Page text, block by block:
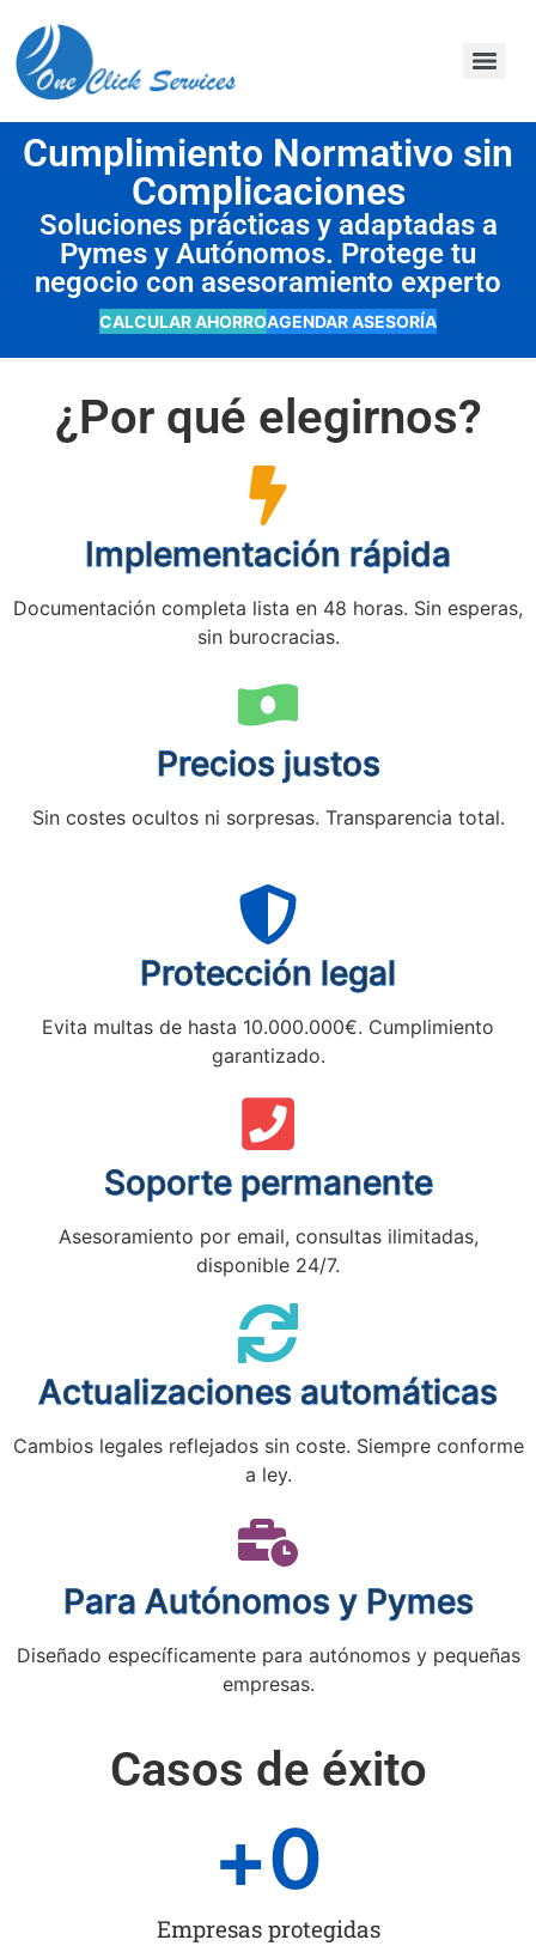
Cumplimiento Normativo sin
Complicaciones
Soluciones prácticas y adaptadas a
Pymes y Autónomos. Protege tu
negocio con asesoramiento experto
CALCULAR AHORROAGENDAR ASESORÍA
¿Por qué elegirnos?
Implementación rápida
Documentación completa lista en 48 horas. Sin esperas,
sin burocracias.
Precios justos
Sin costes ocultos ni sorpresas. Transparencia total.
Protección legal
Evita multas de hasta 10.000.000€. Cumplimiento
garantizado.
Soporte permanente
Asesoramiento por email, consultas ilimitadas,
disponible 24/7.
Actualizaciones automáticas
Cambios legales reflejados sin coste. Siempre conforme
a ley.
Para Autónomos y Pymes
Diseñado específicamente para autónomos y pequeñas
empresas.
Casos de éxito
Empresas protegidas
+0